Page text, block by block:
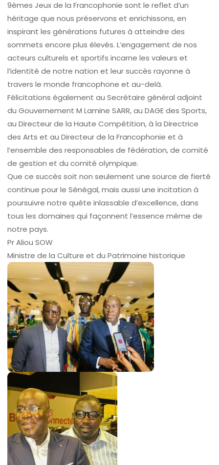
9èmes Jeux de la Francophonie sont le reflet d’un
héritage que nous préservons et enrichissons, en
inspirant les générations futures à atteindre des
sommets encore plus élevés. L’engagement de nos
acteurs culturels et sportifs incarne les valeurs et
l’identité de notre nation et leur succès rayonne à
travers le monde francophone et au-delà.
Félicitations également au Secrétaire général adjoint
du Gouvernement M Lamine SARR, au DAGE des Sports,
au Directeur de la Haute Compétition, à la Directrice
des Arts et au Directeur de la Francophonie et à
l’ensemble des responsables de fédération, de comité
de gestion et du comité olympique.
Que ce succès soit non seulement une source de fierté
continue pour le Sénégal, mais aussi une incitation à
poursuivre notre quête inlassable d’excellence, dans
tous les domaines qui façonnent l’essence même de
notre pays.
Pr Aliou SOW
Ministre de la Culture et du Patrimoine historique